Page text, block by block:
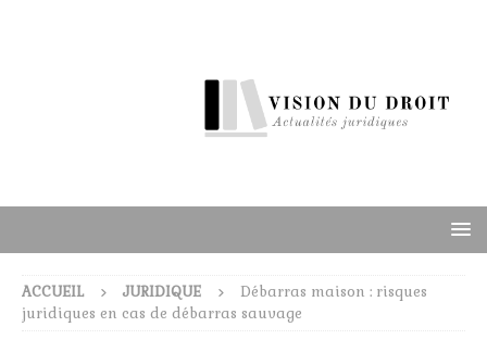
ACCUEIL JURIDIQUE
Débarras maison : risques
juridiques en cas de débarras sauvage